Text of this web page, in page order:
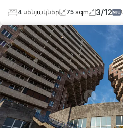
4 սենյակներ 75 sqm 3/12